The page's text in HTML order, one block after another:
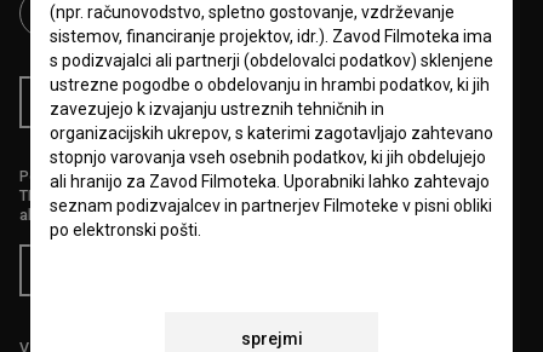
RSS novice RSS dogodki
Podprite nas z donacijo na
TRR: SI56 6100 0001 5706 684,
ali s kreditno kartico:
Vse cene vsebujejo DDV.
(npr. računovodstvo, spletno gostovanje, vzdrževanje
sistemov, financiranje projektov, idr.). Zavod Filmoteka ima
s podizvajalci ali partnerji (obdelovalci podatkov) sklenjene
ustrezne pogodbe o obdelovanju in hrambi podatkov, ki jih
zavezujejo k izvajanju ustreznih tehničnih in
organizacijskih ukrepov, s katerimi zagotavljajo zahtevano
stopnjo varovanja vseh osebnih podatkov, ki jih obdelujejo
ali hranijo za Zavod Filmoteka. Uporabniki lahko zahtevajo
seznam podizvajalcev in partnerjev Filmoteke v pisni obliki
po elektronski pošti.
svoje osebne podatke pregledati, popraviti, prenesti,
sprejmi